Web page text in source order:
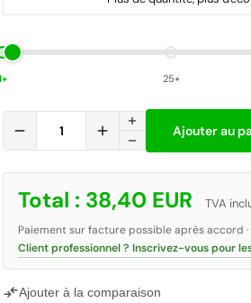
25+
remove add
add
remove
Ajouter au
Total : 38,40 EUR TVA
Paiement sur facture possible après accord ·
Client professionnel ? Inscrivez-vous pour
compare_arrowsAjouter à la comparaison